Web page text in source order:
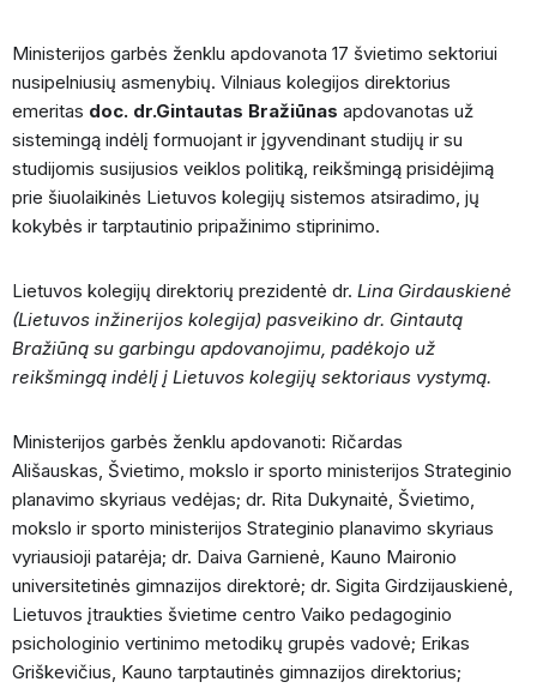
Ministerijos garbės ženklu apdovanota 17 švietimo sektoriui
nusipelniusių asmenybių. Vilniaus kolegijos direktorius
emeritas doc. dr.Gintautas Bražiūnas apdovanotas už
sistemingą indėlį formuojant ir įgyvendinant studijų ir su
studijomis susijusios veiklos politiką, reikšmingą prisidėjimą
prie šiuolaikinės Lietuvos kolegijų sistemos atsiradimo, jų
kokybės ir tarptautinio pripažinimo stiprinimo.
Lietuvos kolegijų direktorių prezidentė dr. Lina Girdauskienė
(Lietuvos inžinerijos kolegija) pasveikino dr. Gintautą
Bražiūną su garbingu apdovanojimu, padėkojo už
reikšmingą indėlį į Lietuvos kolegijų sektoriaus vystymą.
Ministerijos garbės ženklu apdovanoti: Ričardas
Ališauskas, Švietimo, mokslo ir sporto ministerijos Strateginio
planavimo skyriaus vedėjas; dr. Rita Dukynaitė, Švietimo,
mokslo ir sporto ministerijos Strateginio planavimo skyriaus
vyriausioji patarėja; dr. Daiva Garnienė, Kauno Maironio
universitetinės gimnazijos direktorė; dr. Sigita Girdzijauskienė,
Lietuvos įtraukties švietime centro Vaiko pedagoginio
psichologinio vertinimo metodikų grupės vadovė; Erikas
Griškevičius, Kauno tarptautinės gimnazijos direktorius;